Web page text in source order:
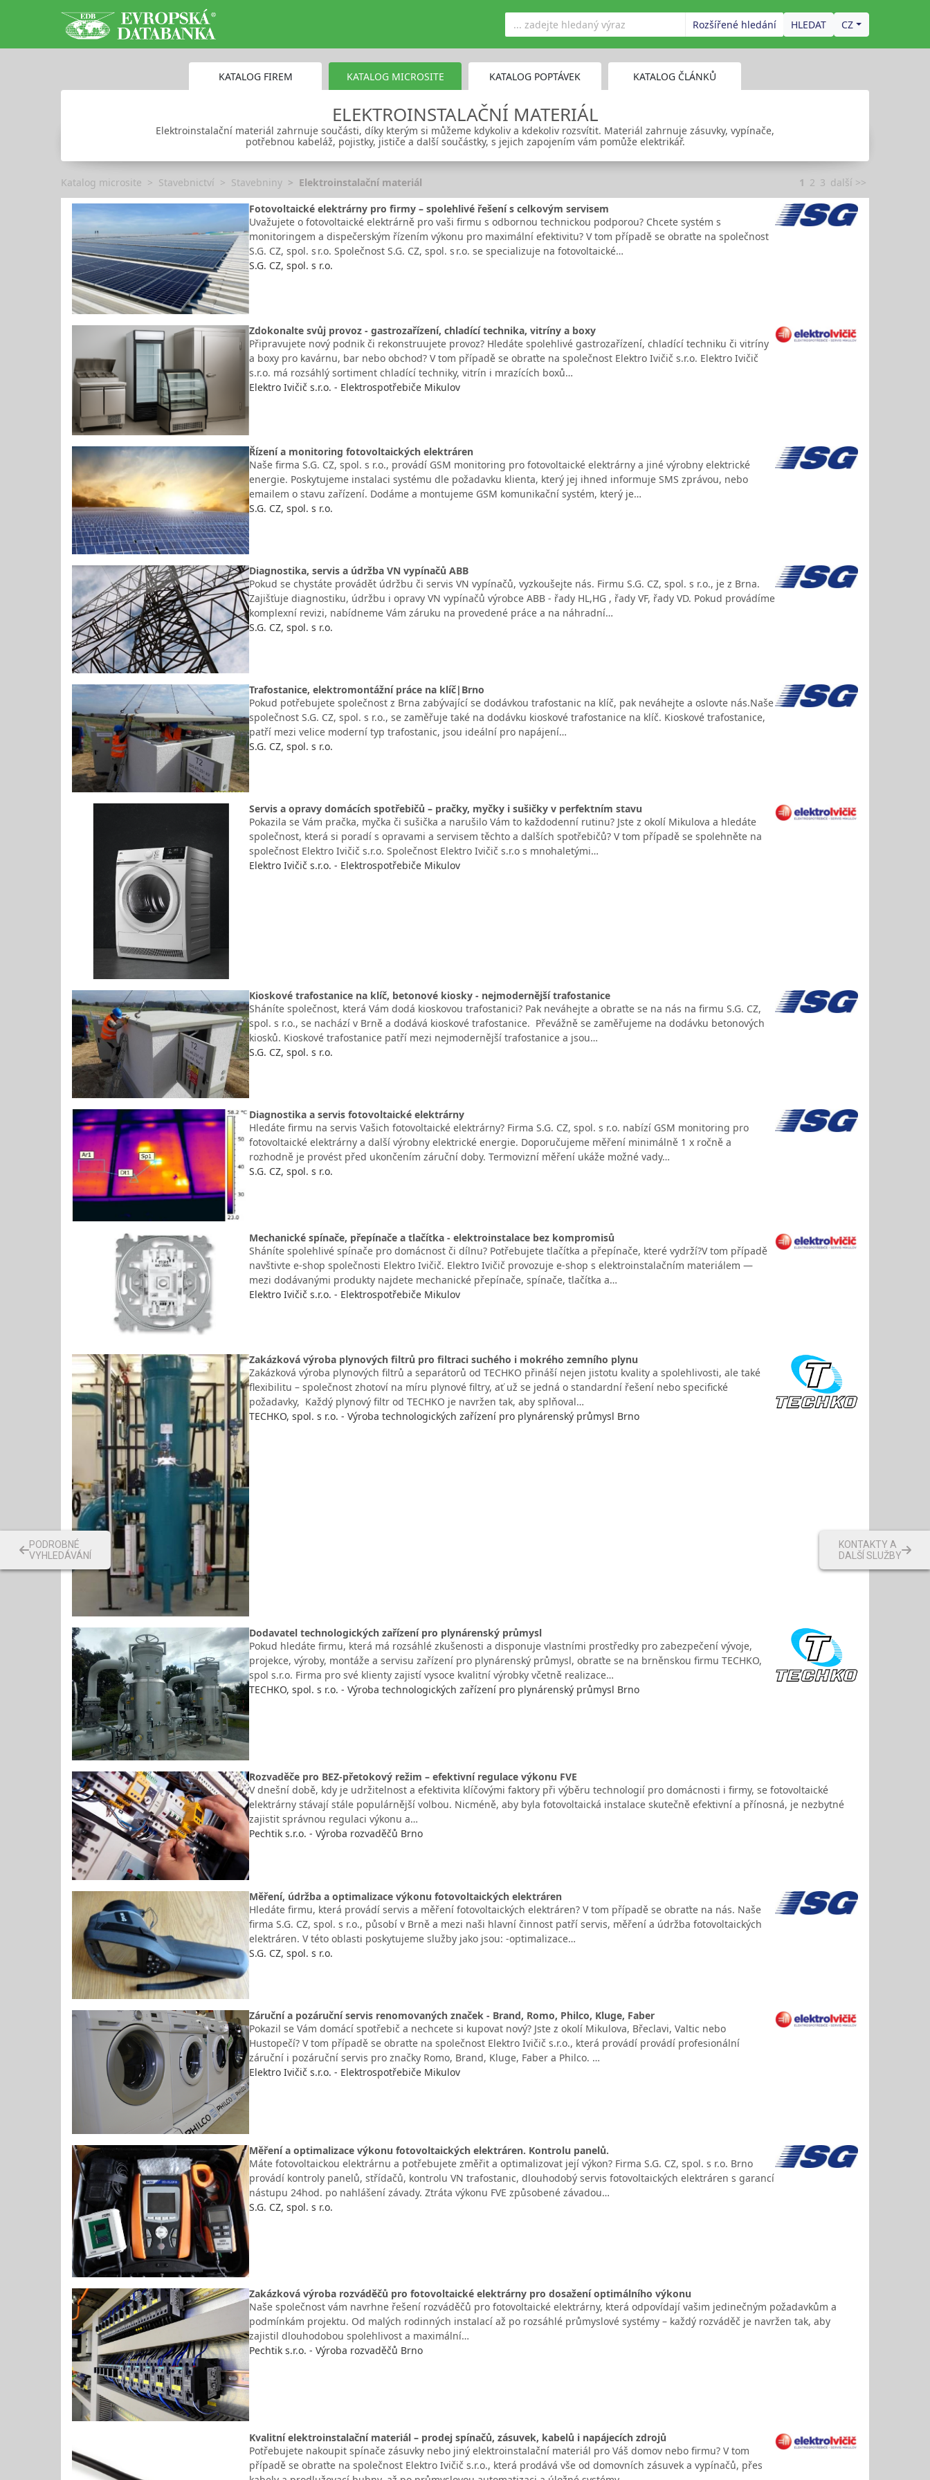
Rozšířené hledání CZ
KATALOG FIREM KATALOG MICROSITE KATALOG POPTÁVEK KATALOG ČLÁNKŮ
ELEKTROINSTALAČNÍ MATERIÁL
Elektroinstalační materiál zahrnuje součásti, díky kterým si můžeme kdykoliv a kdekoliv rozsvítit. Materiál zahrnuje zásuvky, vypínače,
potřebnou kabeláž, pojistky, jističe a další součástky, s jejich zapojením vám pomůže elektrikář.
Katalog microsite Stavebnictví Stavebniny Elektroinstalační materiál 1 2 3 další >>
Fotovoltaické elektrárny pro firmy – spolehlivé řešení s celkovým servisem
Uvažujete o fotovoltaické elektrárně pro vaši firmu s odbornou technickou podporou? Chcete systém s
monitoringem a dispečerským řízením výkonu pro maximální efektivitu? V tom případě se obraťte na společnost
S.G. CZ, spol. s r.o. Společnost S.G. CZ, spol. s r.o. se specializuje na fotovoltaické…
S.G. CZ, spol. s r.o.
Zdokonalte svůj provoz - gastrozařízení, chladící technika, vitríny a boxy
Připravujete nový podnik či rekonstruujete provoz? Hledáte spolehlivé gastrozařízení, chladící techniku či vitríny
a boxy pro kavárnu, bar nebo obchod? V tom případě se obraťte na společnost Elektro Ivičič s.r.o. Elektro Ivičič
s.r.o. má rozsáhlý sortiment chladící techniky, vitrín i mrazících boxů…
Elektro Ivičič s.r.o. - Elektrospotřebiče Mikulov
Řízení a monitoring fotovoltaických elektráren
Naše firma S.G. CZ, spol. s r.o., provádí GSM monitoring pro fotovoltaické elektrárny a jiné výrobny elektrické
energie. Poskytujeme instalaci systému dle požadavku klienta, který jej ihned informuje SMS zprávou, nebo
emailem o stavu zařízení. Dodáme a montujeme GSM komunikační systém, který je…
S.G. CZ, spol. s r.o.
Diagnostika, servis a údržba VN vypínačů ABB
Pokud se chystáte provádět údržbu či servis VN vypínačů, vyzkoušejte nás. Firmu S.G. CZ, spol. s r.o., je z Brna.
Zajišťuje diagnostiku, údržbu i opravy VN vypínačů výrobce ABB - řady HL,HG , řady VF, řady VD. Pokud provádíme
komplexní revizi, nabídneme Vám záruku na provedené práce a na náhradní…
S.G. CZ, spol. s r.o.
Trafostanice, elektromontážní práce na klíč|Brno
Pokud potřebujete společnost z Brna zabývající se dodávkou trafostanic na klíč, pak neváhejte a oslovte nás.Naše
společnost S.G. CZ, spol. s r.o., se zaměřuje také na dodávku kioskové trafostanice na klíč. Kioskové trafostanice,
patří mezi velice moderní typ trafostanic, jsou ideální pro napájení…
S.G. CZ, spol. s r.o.
Servis a opravy domácích spotřebičů – pračky, myčky i sušičky v perfektním stavu
Pokazila se Vám pračka, myčka či sušička a narušilo Vám to každodenní rutinu? Jste z okolí Mikulova a hledáte
společnost, která si poradí s opravami a servisem těchto a dalších spotřebičů? V tom případě se spolehněte na
společnost Elektro Ivičič s.r.o. Společnost Elektro Ivičič s.r.o s mnohaletými…
Elektro Ivičič s.r.o. - Elektrospotřebiče Mikulov
Kioskové trafostanice na klíč, betonové kiosky - nejmodernější trafostanice
Sháníte společnost, která Vám dodá kioskovou trafostanici? Pak neváhejte a obraťte se na nás na firmu S.G. CZ,
spol. s r.o., se nachází v Brně a dodává kioskové trafostanice. Převážně se zaměřujeme na dodávku betonových
kiosků. Kioskové trafostanice patří mezi nejmodernější trafostanice a jsou…
S.G. CZ, spol. s r.o.
Diagnostika a servis fotovoltaické elektrárny
Hledáte firmu na servis Vašich fotovoltaické elektrárny? Firma S.G. CZ, spol. s r.o. nabízí GSM monitoring pro
fotovoltaické elektrárny a další výrobny elektrické energie. Doporučujeme měření minimálně 1 x ročně a
rozhodně je provést před ukončením záruční doby. Termovizní měření ukáže možné vady…
S.G. CZ, spol. s r.o.
Mechanické spínače, přepínače a tlačítka - elektroinstalace bez kompromisů
Sháníte spolehlivé spínače pro domácnost či dílnu? Potřebujete tlačítka a přepínače, které vydrží?V tom případě
navštivte e-shop společnosti Elektro Ivičič. Elektro Ivičič provozuje e-shop s elektroinstalačním materiálem —
mezi dodávanými produkty najdete mechanické přepínače, spínače, tlačítka a…
Elektro Ivičič s.r.o. - Elektrospotřebiče Mikulov
Zakázková výroba plynových filtrů pro filtraci suchého i mokrého zemního plynu
Zakázková výroba plynových filtrů a separátorů od TECHKO přináší nejen jistotu kvality a spolehlivosti, ale také
flexibilitu – společnost zhotoví na míru plynové filtry, ať už se jedná o standardní řešení nebo specifické
požadavky, Každý plynový filtr od TECHKO je navržen tak, aby splňoval…
TECHKO, spol. s r.o. - Výroba technologických zařízení pro plynárenský průmysl Brno
Dodavatel technologických zařízení pro plynárenský průmysl
Pokud hledáte firmu, která má rozsáhlé zkušenosti a disponuje vlastními prostředky pro zabezpečení vývoje,
projekce, výroby, montáže a servisu zařízení pro plynárenský průmysl, obraťte se na brněnskou firmu TECHKO,
spol s.r.o. Firma pro své klienty zajistí vysoce kvalitní výrobky včetně realizace…
TECHKO, spol. s r.o. - Výroba technologických zařízení pro plynárenský průmysl Brno
Rozvaděče pro BEZ-přetokový režim – efektivní regulace výkonu FVE
V dnešní době, kdy je udržitelnost a efektivita klíčovými faktory při výběru technologií pro domácnosti i firmy, se fotovoltaické
elektrárny stávají stále populárnější volbou. Nicméně, aby byla fotovoltaická instalace skutečně efektivní a přínosná, je nezbytné
zajistit správnou regulaci výkonu a…
Pechtik s.r.o. - Výroba rozvaděčů Brno
Měření, údržba a optimalizace výkonu fotovoltaických elektráren
Hledáte firmu, která provádí servis a měření fotovoltaických elektráren? V tom případě se obraťte na nás. Naše
firma S.G. CZ, spol. s r.o., působí v Brně a mezi naši hlavní činnost patří servis, měření a údržba fotovoltaických
elektráren. V této oblasti poskytujeme služby jako jsou: -optimalizace…
S.G. CZ, spol. s r.o.
Záruční a pozáruční servis renomovaných značek - Brand, Romo, Philco, Kluge, Faber
Pokazil se Vám domácí spotřebič a nechcete si kupovat nový? Jste z okolí Mikulova, Břeclavi, Valtic nebo
Hustopečí? V tom případě se obraťte na společnost Elektro Ivičič s.r.o., která provádí provádí profesionální
záruční i pozáruční servis pro značky Romo, Brand, Kluge, Faber a Philco. …
Elektro Ivičič s.r.o. - Elektrospotřebiče Mikulov
Měření a optimalizace výkonu fotovoltaických elektráren. Kontrolu panelů.
Máte fotovoltaickou elektrárnu a potřebujete změřit a optimalizovat její výkon? Firma S.G. CZ, spol. s r.o. Brno
provádí kontroly panelů, střídačů, kontrolu VN trafostanic, dlouhodobý servis fotovoltaických elektráren s garancí
nástupu 24hod. po nahlášení závady. Ztráta výkonu FVE způsobené závadou…
S.G. CZ, spol. s r.o.
Zakázková výroba rozváděčů pro fotovoltaické elektrárny pro dosažení optimálního výkonu
Naše společnost vám navrhne řešení rozváděčů pro fotovoltaické elektrárny, která odpovídají vašim jedinečným požadavkům a
podmínkám projektu. Od malých rodinných instalací až po rozsáhlé průmyslové systémy – každý rozváděč je navržen tak, aby
zajistil dlouhodobou spolehlivost a maximální…
Pechtik s.r.o. - Výroba rozvaděčů Brno
Kvalitní elektroinstalační materiál – prodej spínačů, zásuvek, kabelů i napájecích zdrojů
Potřebujete nakoupit spínače zásuvky nebo jiný elektroinstalační materiál pro Váš domov nebo firmu? V tom
případě se obraťte na společnost Elektro Ivičič s.r.o., která prodává vše od domovních zásuvek a vypínačů, přes
KONTAKTY A
DALŠÍ SLUŽBY
PODROBNÉ
VYHLEDÁVÁNÍ